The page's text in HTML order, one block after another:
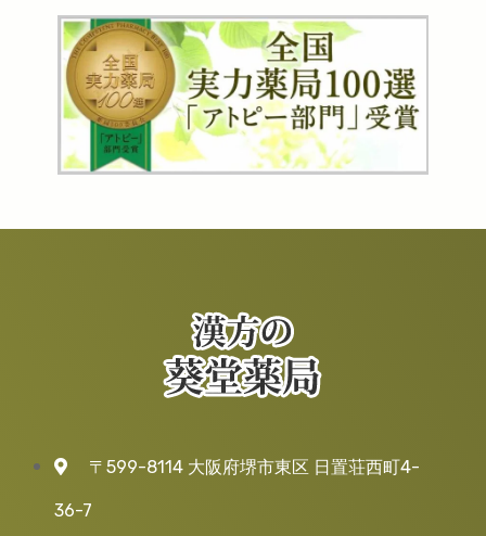
〒599-8114 大阪府堺市東区 日置荘西町4-
36-7